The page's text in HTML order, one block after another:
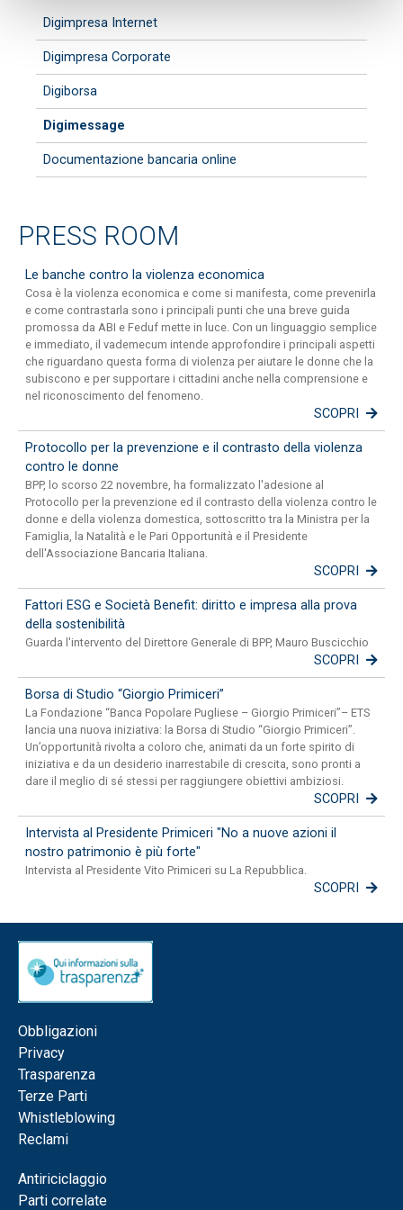
Digimpresa Internet
Digimpresa Corporate
Digiborsa
Digimessage
Documentazione bancaria online
PRESS ROOM
Le banche contro la violenza economica
Cosa è la violenza economica e come si manifesta, come prevenirla
e come contrastarla sono i principali punti che una breve guida
promossa da ABI e Feduf mette in luce. Con un linguaggio semplice
e immediato, il vademecum intende approfondire i principali aspetti
che riguardano questa forma di violenza per aiutare le donne che la
subiscono e per supportare i cittadini anche nella comprensione e
nel riconoscimento del fenomeno.
SCOPRI
Protocollo per la prevenzione e il contrasto della violenza
contro le donne
BPP, lo scorso 22 novembre, ha formalizzato l'adesione al
Protocollo per la prevenzione ed il contrasto della violenza contro le
donne e della violenza domestica, sottoscritto tra la Ministra per la
Famiglia, la Natalità e le Pari Opportunità e il Presidente
dell'Associazione Bancaria Italiana.
SCOPRI
Fattori ESG e Società Benefit: diritto e impresa alla prova
della sostenibilità
Guarda l'intervento del Direttore Generale di BPP, Mauro Buscicchio
SCOPRI
Borsa di Studio “Giorgio Primiceri”
La Fondazione “Banca Popolare Pugliese – Giorgio Primiceri”– ETS
lancia una nuova iniziativa: la Borsa di Studio “Giorgio Primiceri”.
Un’opportunità rivolta a coloro che, animati da un forte spirito di
iniziativa e da un desiderio inarrestabile di crescita, sono pronti a
dare il meglio di sé stessi per raggiungere obiettivi ambiziosi.
SCOPRI
Intervista al Presidente Primiceri "No a nuove azioni il
nostro patrimonio è più forte"
Intervista al Presidente Vito Primiceri su La Repubblica.
SCOPRI
Obbligazioni
Privacy
Trasparenza
Terze Parti
Whistleblowing
Reclami
Antiriciclaggio
Parti correlate